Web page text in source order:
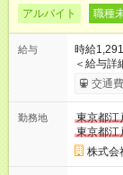
アルバイト 職種
給与
時給
＜給与
です。 【試用期間】試用期間あり 試用期間の長さ：3ヶ月 雇用
形態、
交通
勤務地
東京都江
東京都江
株式会